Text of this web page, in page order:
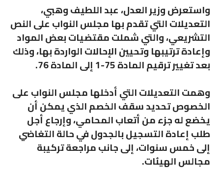
واستعرض وزير العدل، عبد اللطيف وهبي،
التعديلات التي تقدم بها مجلس النواب على النص
التشريعي، والتي شملت مقتضيات بعض المواد
وإعادة ترتيبها وتحيين الإحالات الواردة بها، وذلك
بعد تغيير ترقيم المادة 75-1 إلى المادة 76.
وهمت التعديلات التي أدخلها مجلس النواب على
الخصوص تحديد سقف الخصم الذي يمكن أن
يخضع له جزء من أتعاب المحامي، وإرجاع أجل
طلب إعادة التسجيل بالجدول في حالة التغاضي
إلى خمس سنوات، إلى جانب مراجعة تركيبة
مجالس الهيئات.